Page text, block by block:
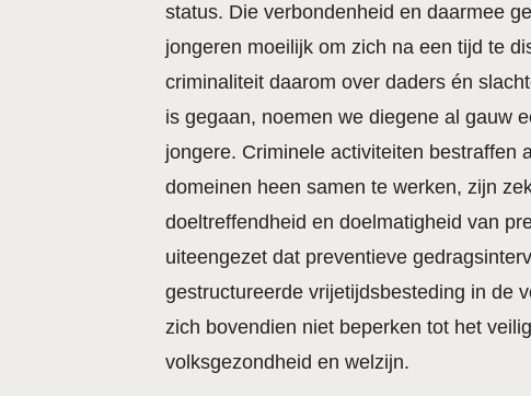
status. Die verbondenheid en daarmee
jongeren moeilijk om zich na een tijd te
criminaliteit daarom over daders én
is gegaan, noemen we diegene al gauw
jongere. Criminele activiteiten bestraffen
domeinen heen samen te werken, zijn
doeltreffendheid en doelmatigheid van
uiteengezet dat preventieve
gestructureerde vrijetijdsbesteding in de
zich bovendien niet beperken tot het
volksgezondheid en welzijn.